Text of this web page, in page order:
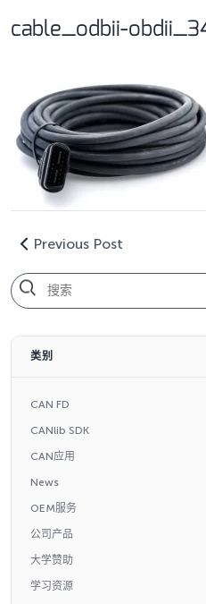
cable_odbii-
Previous Post
类别
CAN FD
CANlib SDK
CAN应用
News
OEM服务
公司产品
大学赞助
学习资源